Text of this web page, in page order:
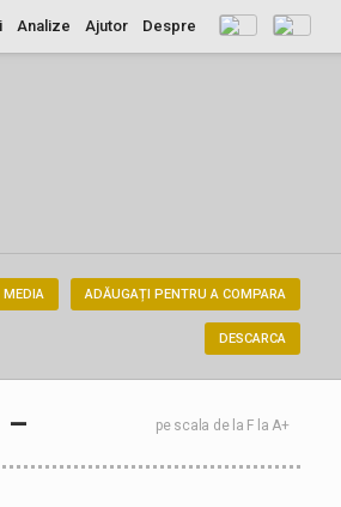
Despre
Ajutor
Analize
ADĂUGAȚI PENTRU A COMPARA
MEDIA
DESCARCA
– pe scala de la F la A+